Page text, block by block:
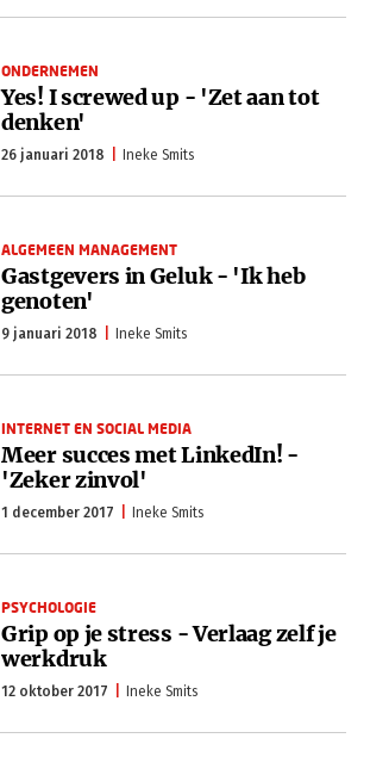
ONDERNEMEN
Yes! I screwed up - 'Zet aan tot
denken'
26 januari 2018 Ineke Smits
ALGEMEEN MANAGEMENT
Gastgevers in Geluk - 'Ik heb
genoten'
9 januari 2018 Ineke Smits
INTERNET EN SOCIAL MEDIA
Meer succes met LinkedIn! -
'Zeker zinvol'
1 december 2017 Ineke Smits
PSYCHOLOGIE
Grip op je stress - Verlaag zelf je
werkdruk
12 oktober 2017 Ineke Smits